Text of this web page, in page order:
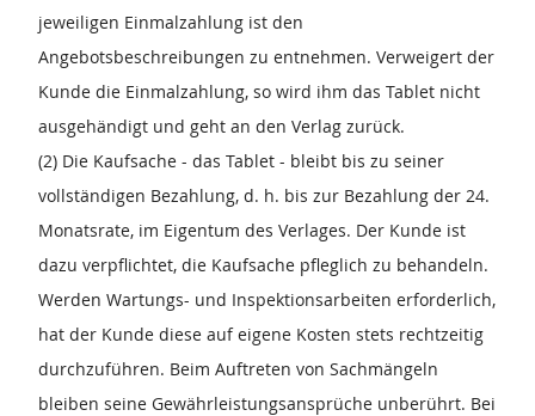
jeweiligen Einmalzahlung ist den
Angebotsbeschreibungen zu entnehmen. Verweigert der
Kunde die Einmalzahlung, so wird ihm das Tablet nicht
ausgehändigt und geht an den Verlag zurück.
(2) Die Kaufsache - das Tablet - bleibt bis zu seiner
vollständigen Bezahlung, d. h. bis zur Bezahlung der 24.
Monatsrate, im Eigentum des Verlages. Der Kunde ist
dazu verpflichtet, die Kaufsache pfleglich zu behandeln.
Werden Wartungs- und Inspektionsarbeiten erforderlich,
hat der Kunde diese auf eigene Kosten stets rechtzeitig
durchzuführen. Beim Auftreten von Sachmängeln
bleiben seine Gewährleistungsansprüche unberührt. Bei